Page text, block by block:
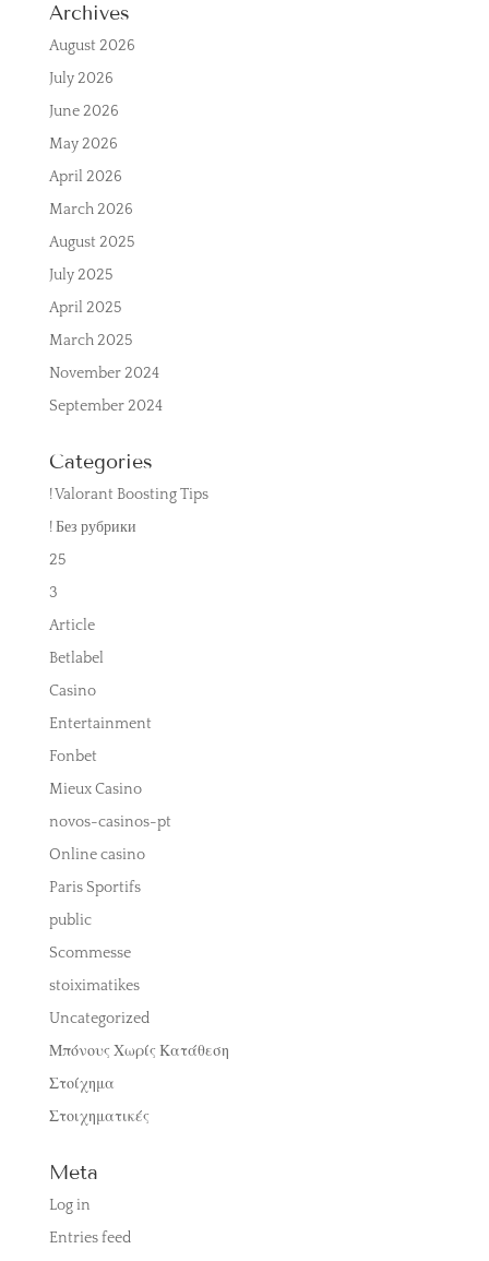
Archives
August 2026
July 2026
June 2026
May 2026
April 2026
March 2026
August 2025
July 2025
April 2025
March 2025
November 2024
September 2024
Categories
! Valorant Boosting Tips
! Без рубрики
25
3
Article
Betlabel
Casino
Entertainment
Fonbet
Mieux Casino
novos-casinos-pt
Online casino
Paris Sportifs
public
Scommesse
stoiximatikes
Uncategorized
Μπόνους Χωρίς Κατάθεση
Στοίχημα
Στοιχηματικές
Meta
Log in
Entries feed